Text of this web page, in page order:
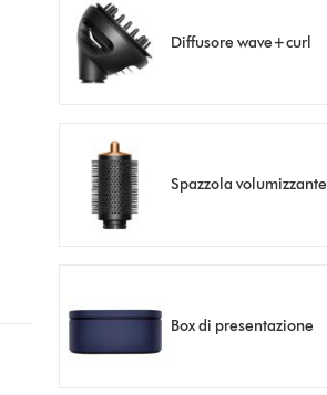
Diffusore wave+curl
Spazzola
Box di presentazione